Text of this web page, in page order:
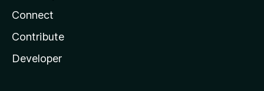
Connect
Contribute
Developer